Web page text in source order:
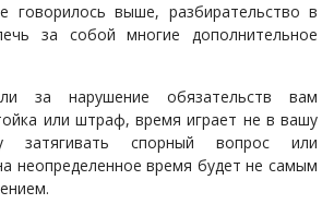
говорилось выше, разбирательство в
за собой многие дополнительное
за нарушение обязательств вам
или штраф, время играет не в вашу
затягивать спорный вопрос или
неопределенное время будет не самым